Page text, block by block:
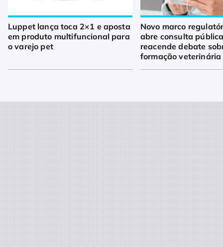
Luppet lança toca 2×1 e aposta
em produto multifuncional para
o varejo pet
Novo marco
abre consulta
reacende debate
formação veterinária